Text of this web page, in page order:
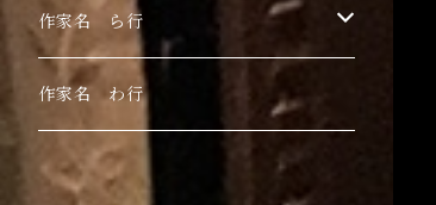
田中アユミ
細川成美
目黒ミロ
三谷拓也
みそら
山城有未
山田さやか
吉田然奈
作家名 ら行
LIEN
Ray's YuCca
作家名 わ行